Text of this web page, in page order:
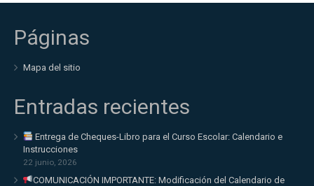
Páginas
Mapa del sitio
Entradas recientes
Entrega de Cheques-Libro para el Curso Escolar: Calendario e
Instrucciones
22 junio, 2026
COMUNICACIÓN IMPORTANTE: Modificación del Calendario de